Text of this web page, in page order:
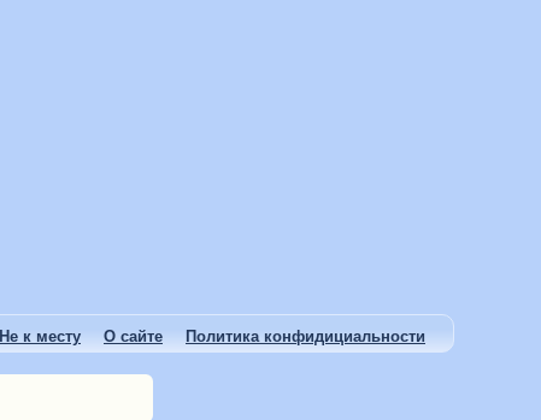
Не к месту О сайте Политика конфидициальности